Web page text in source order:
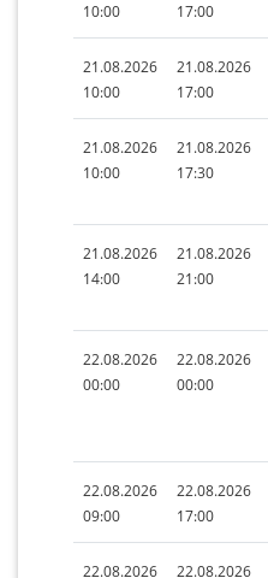
10:00
17:00
21.08.2026
10:00
21.08.2026
17:00
21.08.2026
10:00
21.08.2026
17:30
21.08.2026
14:00
21.08.2026
21:00
22.08.2026
00:00
22.08.2026
00:00
22.08.2026
09:00
22.08.2026
17:00
22.08.2026
22.08.2026